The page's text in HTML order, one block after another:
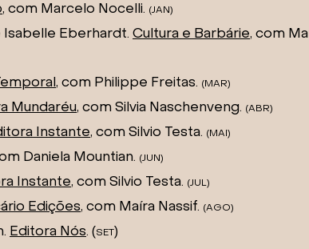
, com Marcelo Nocelli. (JAN)
Isabelle Eberhardt. Cultura e Barbárie, com
Temporal , com Philippe Freitas. (MAR)
Mundaréu, com Silvia Naschenveng. (ABR)
Instante, com Silvio Testa. (MAI)
Daniela Mountian. (JUN)
Instante, com Silvio Testa. (JU L)
Edições, com Maíra Nassif. (AGO)
Editora Nós. (SET)